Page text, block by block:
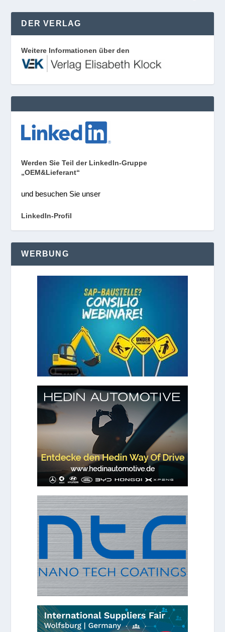
DER VERLAG
Weitere Informationen über den
Werden Sie Teil der LinkedIn-Gruppe
„OEM&Lieferant“
und besuchen Sie unser
LinkedIn-Profil
WERBUNG